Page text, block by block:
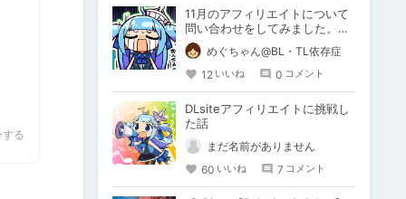
る
11月のアフィリエイトについて
問い合わせをしてみました。結
果．．．
めぐちゃん@BL・TL依存症
12 いいね 0 コメント
DLsiteアフィリエイトに挑戦し
た話
まだ名前がありません
60 いいね 7 コメント